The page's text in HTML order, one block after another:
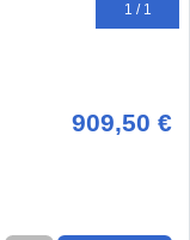
1 / 1
909,50 €